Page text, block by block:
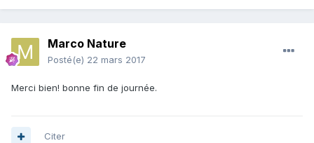
Marco Nature
Posté(e) 22 mars 2017
Merci bien! bonne fin de journée.
Citer